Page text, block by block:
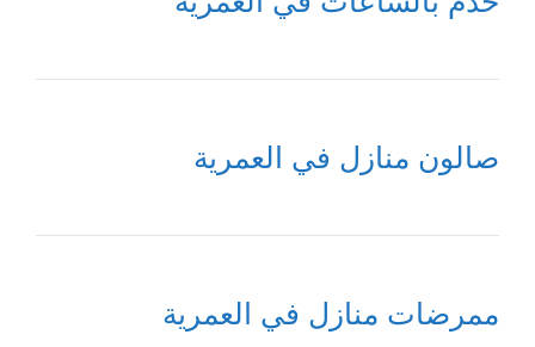
صالون منازل في العمرية
ممرضات منازل في العمرية